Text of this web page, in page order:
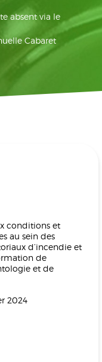
absent via le
Cabaret
conditions et
au sein des
d’incendie et
de
et de
2024